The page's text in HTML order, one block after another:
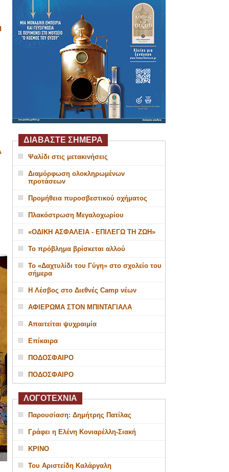
ΔΙΑΒΑΣΤΕ ΣΗΜΕΡΑ
Ψαλίδι στις μετακινήσεις
Διαμόρφωση ολοκληρωμένων
προτάσεων
Προμήθεια πυροσβεστικού οχήματος
Πλακόστρωση Μεγαλοχωρίου
«ΟΔΙΚΗ ΑΣΦΑΛΕΙΑ - ΕΠΙΛΕΓΩ ΤΗ ΖΩΗ»
Το πρόβλημα βρίσκεται αλλού
Το «Δαχτυλίδι του Γύγη» στο σχολείο του
σήμερα
Η Λέσβος στο Διεθνές Camp νέων
ΑΦΙΕΡΩΜΑ ΣΤΟΝ ΜΠΙΝΤΑΓΙΑΛΑ
Απαιτείται ψυχραιμία
Επίκαιρα
ΠΟΔΟΣΦΑΙΡΟ
ΠΟΔΟΣΦΑΙΡΟ
ΛΟΓΟΤΕΧΝΙΑ
Παρουσίαση: Δημήτρης Πατίλας
Γράφει η Ελένη Κονιαρέλλη-Σιακή
ΚΡΙΝΟ
Του Αριστείδη Καλάργαλη